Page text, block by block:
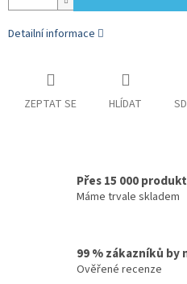
Detailní informace
ZEPTAT SE HLÍDAT
Přes 15 000
Máme trvale skladem
99 % zákazníků by
Ověřené recenze